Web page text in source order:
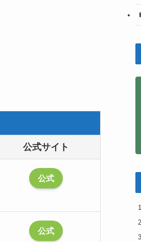
公式サイト
公式
公式